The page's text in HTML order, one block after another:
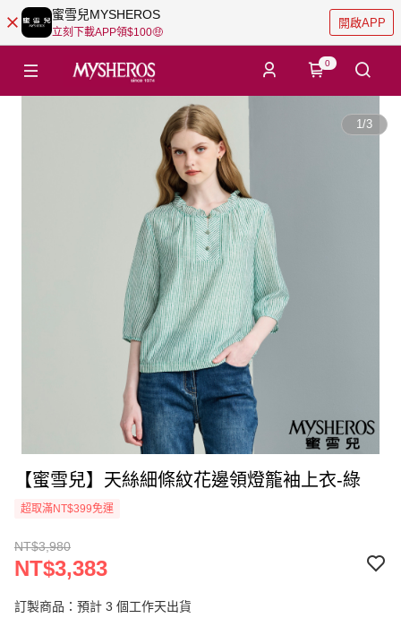
蜜雪兒MYSHEROS
立刻下載APP領$100🤑
開啟APP
0
1/3
【蜜雪兒】天絲細條紋花邊領燈籠袖上衣-綠
超取滿NT$399免運
NT$3,980
NT$3,383
訂製商品：預計 3 個工作天出貨